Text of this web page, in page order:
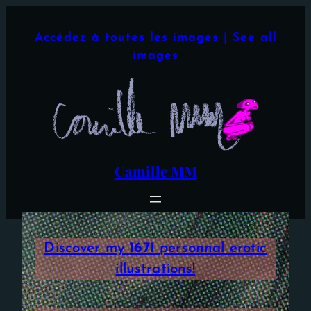
Accédez à toutes les images | See all
images
Camille MM
Discover my1671personnal erotic
illustrations!